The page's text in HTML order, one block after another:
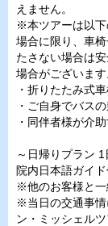
えません。
※本ツアーは以下
場合に限り、車
たさない場合は
場合がございます
・折りたたみ式
・ご自身でバス
・同伴者様が介
～日帰りプラン
院内日本語ガイ
※他のお客様と一
※当日の交通事情
ン・ミッシェル